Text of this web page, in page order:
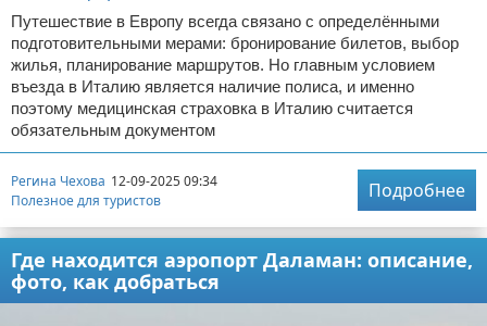
Путешествие в Европу всегда связано с определёнными
подготовительными мерами: бронирование билетов, выбор
жилья, планирование маршрутов. Но главным условием
въезда в Италию является наличие полиса, и именно
поэтому медицинская страховка в Италию считается
обязательным документом
Регина Чехова 12-09-2025 09:34
Полезное для туристов
Подробнее
Где находится аэропорт Даламан: описание,
фото, как добраться